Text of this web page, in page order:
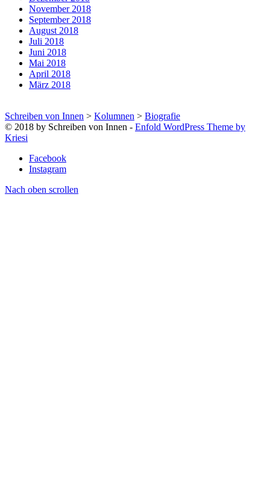
November 2018
September 2018
August 2018
Juli 2018
Juni 2018
Mai 2018
April 2018
März 2018
Schreiben von Innen > Kolumnen > Biografie
© 2018 by Schreiben von Innen - Enfold WordPress Theme by
Kriesi
Facebook
Instagram
Nach oben scrollen